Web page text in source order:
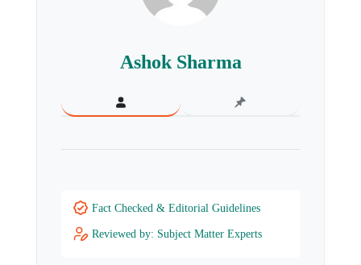
Ashok Sharma
Fact Checked & Editorial Guidelines
Reviewed by: Subject Matter Experts